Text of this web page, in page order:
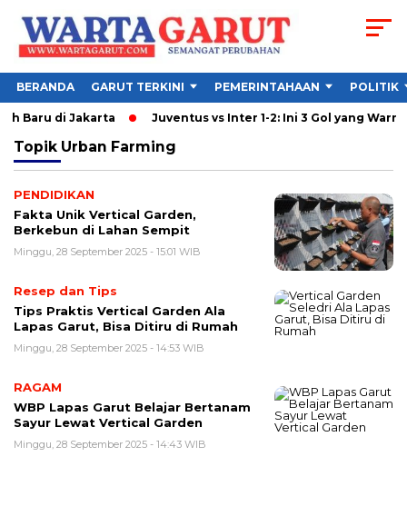
BERANDA GARUT TERKINI PEMERINTAHAAN POLITIK
Baru di Jakarta Juventus vs Inter 1-2: Ini 3 Gol yang
Topik Urban Farming
PENDIDIKAN
Fakta Unik Vertical Garden,
Berkebun di Lahan Sempit
Minggu, 28 September 2025 - 15:01 WIB
Resep dan Tips
Tips Praktis Vertical Garden Ala
Lapas Garut, Bisa Ditiru di Rumah
Minggu, 28 September 2025 - 14:53 WIB
RAGAM
WBP Lapas Garut Belajar Bertanam
Sayur Lewat Vertical Garden
Minggu, 28 September 2025 - 14:43 WIB